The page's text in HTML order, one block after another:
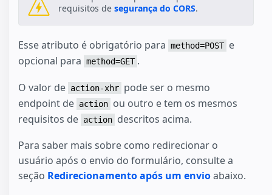
requisitos de segurança do CORS.
Esse atributo é obrigatório para method=POST e
opcional para method=GET .
O valor de action-xhr pode ser o mesmo
endpoint de action ou outro e tem os mesmos
requisitos de action descritos acima.
Para saber mais sobre como redirecionar o
usuário após o envio do formulário, consulte a
seção Redirecionamento após um envioabaixo.